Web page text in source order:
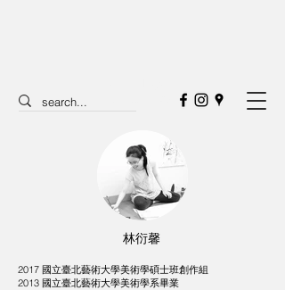
林衍馨
2017 國立臺北藝術大學美術學碩士班創作組
2013 國立臺北藝術大學美術學系畢業